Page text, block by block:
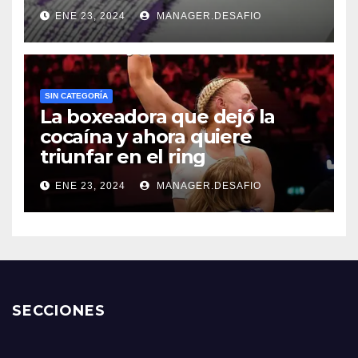
ENE 23, 2024 MANAGER.DESAFIO
SIN CATEGORÍA
La boxeadora que dejó la
cocaína y ahora quiere
triunfar en el ring​
ENE 23, 2024 MANAGER.DESAFIO
SECCIONES